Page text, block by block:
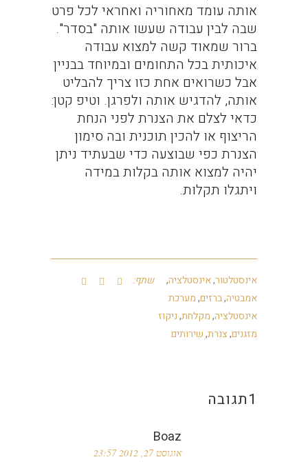
אותה עומד מאחוריה ואחראי לכל פרט
שבה לבין עבודה שעשו אותה "בסדר".
ברור שמאוד קשה למצוא עבודה
איכותית בכל התחומים ובמיוחד בבניין
אבל כשרואים אחת כזו צריך להבליט
אותה, להדגיש אותה ולפרגן. וטיפ קטן:
כדאי לצלם את הצנרת לפני הנחת
הריצוף או להכין תוכנית ובה סימון
הצנרת כפי שבוצעה כדי שבעתיד ניתן
יהיה למצוא אותה בקלות במידה
ויתגלו תקלות.
אינסטלטור,אינסטלציה,
אמבטיה,ברזים,מערכת
אינסטלציה,מקלחת,ניקוז
מזגנים,צנרת,שירותים
שתף:
1תגובה
Boaz
אוגוסט 27, 2012 23:57